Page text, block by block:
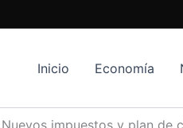
Inicio
Economía